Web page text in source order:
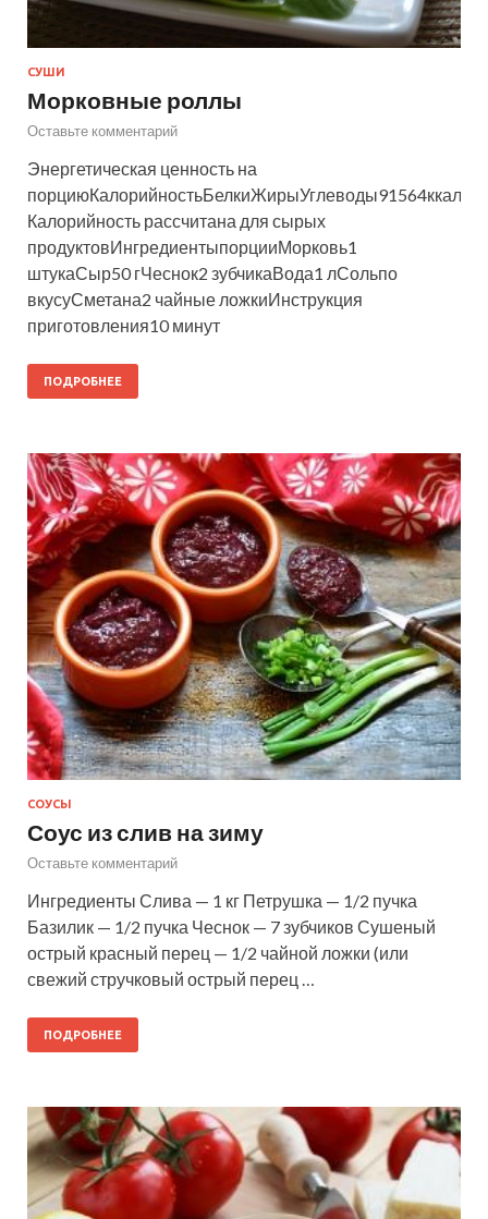
СУШИ
Морковные роллы
Оставьте комментарий
Энергетическая ценность на
Калорийность рассчитана для сырых
продуктовИнгредиентыпорцииМорковь1
штукаСыр50 гЧеснок2 зубчикаВода1 лСольпо
вкусуСметана2 чайные ложкиИнструкция
приготовления10 минут
ПОДРОБНЕЕ
СОУСЫ
Соус из слив на зиму
Оставьте комментарий
Ингредиенты Слива — 1 кг Петрушка — 1/2 пучка
Базилик — 1/2 пучка Чеснок — 7 зубчиков Сушеный
острый красный перец — 1/2 чайной ложки (или
свежий стручковый острый перец …
ПОДРОБНЕЕ